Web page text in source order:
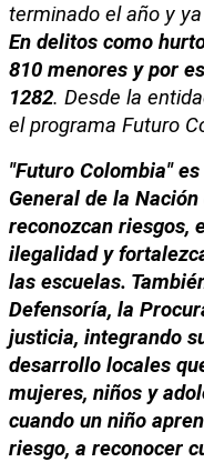
terminado el año y
En delitos como
810 menores y por
1282. Desde la
el programa Futuro
"Futuro Colombia"
General de la
reconozcan riesgos,
ilegalidad y
las escuelas.
Defensoría, la
justicia, integrando
desarrollo locales
mujeres, niños y
cuando un niño
riesgo, a reconocer